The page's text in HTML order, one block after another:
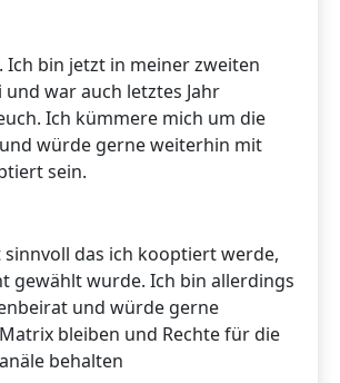
Ich bin jetzt in meiner zweiten
war auch letztes Jahr
Ich kümmere mich um die
und würde gerne weiterhin mit
sein.
das ich kooptiert werde,
gewählt wurde. Ich bin allerdings
und würde gerne
bleiben und Rechte für die
behalten